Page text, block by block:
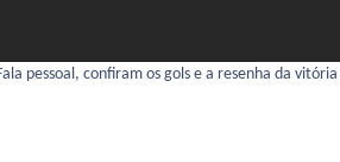
pessoal, confiram os gols e a resenha da